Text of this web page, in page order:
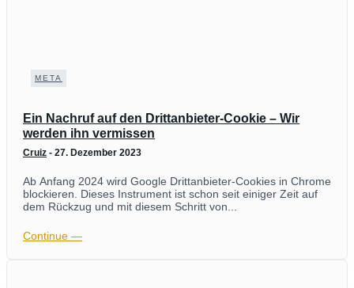
META
Ein Nachruf auf den Drittanbieter-Cookie – Wir
werden ihn vermissen
Cruiz - 27. Dezember 2023
Ab Anfang 2024 wird Google Drittanbieter-Cookies in Chrome
blockieren. Dieses Instrument ist schon seit einiger Zeit auf
dem Rückzug und mit diesem Schritt von...
Continue ―